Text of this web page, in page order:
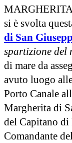
si è svolta
di San
spartizione del
di mare da
avuto luogo
Porto Canale
Margherita di
del Capitano di
Comandante